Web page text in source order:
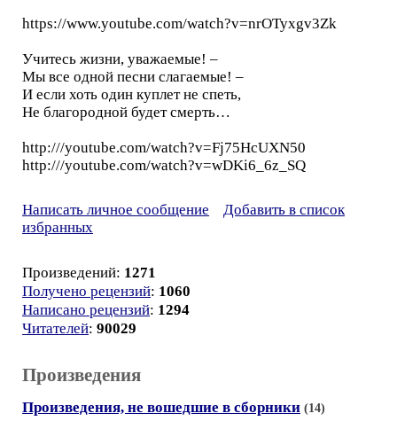
https://www.youtube.com/watch?v=nrOTyxgv3Zk
Учитесь жизни, уважаемые! –
Мы все одной песни слагаемые! –
И если хоть один куплет не спеть,
Не благородной будет смерть…
http:///youtube.com/watch?v=Fj75HcUXN50
http:///youtube.com/watch?v=wDKi6_6z_SQ
Написать личное сообщение
Добавить в список
избранных
Произведений: 1271
Получено рецензий: 1060
Написано рецензий: 1294
Читателей: 90029
Произведения
Произведения, не вошедшие в сборники (14)